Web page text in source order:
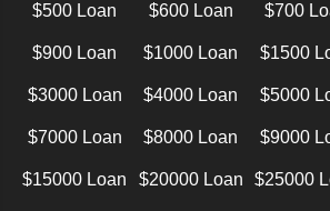
$500 Loan $600 Loan $700
$900 Loan $1000 Loan $1500
$3000 Loan $4000 Loan $5000
$7000 Loan $8000 Loan $9000
$15000 Loan $20000 Loan $25000